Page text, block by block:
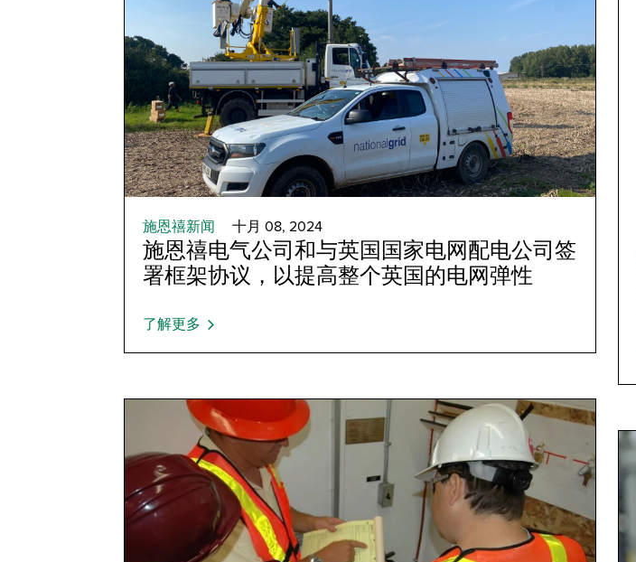
施恩禧新闻 十月 08, 2024
施恩禧电气公司和与英国国家电网配电公司签
署框架协议，以提高整个英国的电网弹性
了解更多